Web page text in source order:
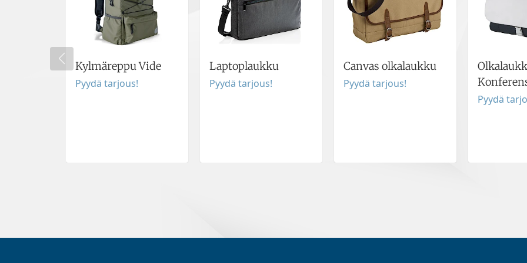
Kylmäreppu Vide
Pyydä tarjous!
Laptoplaukku
Pyydä tarjous!
Canvas olkalaukku
Pyydä tarjous!
Pyydä